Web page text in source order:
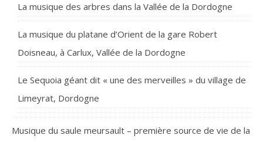
La musique des arbres dans la Vallée de la Dordogne
La musique du platane d’Orient de la gare Robert
Doisneau, à Carlux, Vallée de la Dordogne
Le Sequoia géant dit « une des merveilles » du village de
Limeyrat, Dordogne
Musique du saule meursault – première source de vie de la